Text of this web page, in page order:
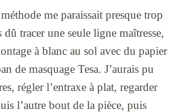
me paraissait presque trop
dû tracer une seule ligne maîtresse,
à blanc au sol avec du papier
de masquage Tesa. J’aurais pu
régler l’entraxe à plat, regarder
l’autre bout de la pièce, puis